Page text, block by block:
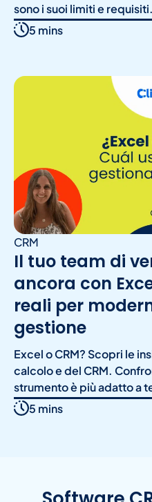
sono i suoi limiti e requisiti.
5 mins
CRM
Il tuo team di
ancora con
reali per
gestione
Excel o CRM? Scopri le
calcolo e del CRM.
strumento è più adatto a
5 mins